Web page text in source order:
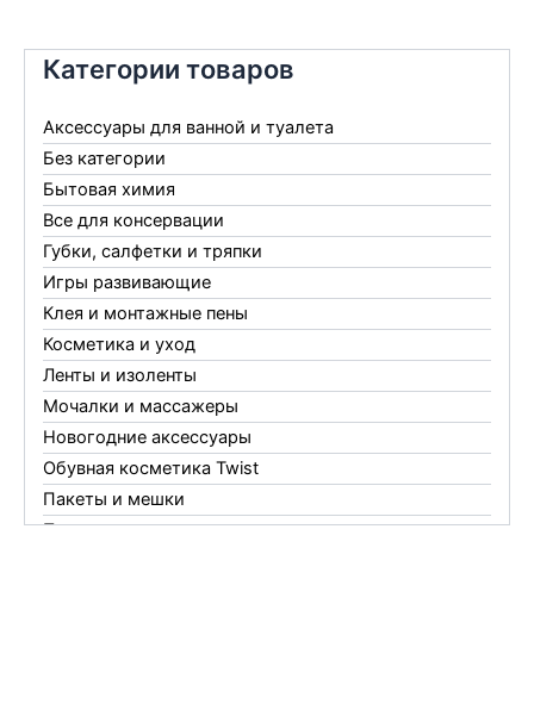
Категории товаров
Аксессуары для ванной и туалета
Без категории
Бытовая химия
Все для консервации
Губки, салфетки и тряпки
Игры развивающие
Клея и монтажные пены
Косметика и уход
Ленты и изоленты
Мочалки и массажеры
Новогодние аксессуары
Обувная косметика Twist
Пакеты и мешки
Перчатки